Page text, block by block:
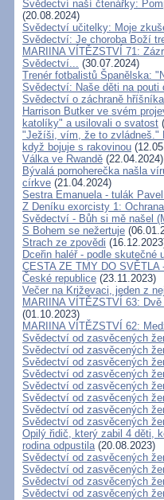
Svědectví naší čtenářky:
(20.08.2024)
Svědectví učitelky: Moje
Svědectví: Je choroba Boží
MARIINA VÍTĚZSTVÍ 71:
Svědectví... (30.07.2024)
Trenér fotbalistů Španělska:
Svědectví: Naše děti na pouti
Svědectví o záchraně
Harrison Butker ve svém
katolíky" a usilovali o svatost
"Ježíši, vím, že to zvládneš."
když bojuje s rakovinou
Válka ve Rwandě (22.04.2024)
Bývalá pornoherečka našla
církve (21.04.2024)
Sestra Emanuela - tulák
Z Deníku exorcisty 1:
Svědectví - Bůh si mě našel
S Bohem se nežertuje
Strach ze zpovědi
Dceřin haléř - podle skutečné
CESTA ZE TMY DO
České republice (23.11.2023)
Večer na Križevaci, jeden z
MARIINA VÍTĚZSTVÍ 63:
(01.10.2023)
MARIINA VÍTĚZSTVÍ 62:
Svědectví od zasvěcených
Svědectví od zasvěcených
Svědectví od zasvěcených
Svědectví od zasvěcených
Svědectví od zasvěcených
Svědectví od zasvěcených
Svědectví od zasvěcených
Svědectví od zasvěcených
Opilý řidič, který zabil 4 děti,
rodina odpustila(20.08.2023)
Svědectví od zasvěcených
Svědectví od zasvěcených
Svědectví od zasvěcených
Svědectví od zasvěcených